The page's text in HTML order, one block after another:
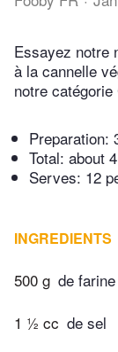
Essayez notre
à la cannelle
notre
Preparation:
Total: about
Serves: 12
INGREDIENTS
500 g de
1 ½ cc de sel